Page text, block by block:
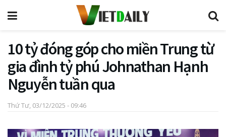
10 tỷ đóng góp cho miền Trung từ
gia đình tỷ phú Johnathan Hạnh
Nguyễn tuần qua
Thứ Tư, 03/12/2025 - 09:46